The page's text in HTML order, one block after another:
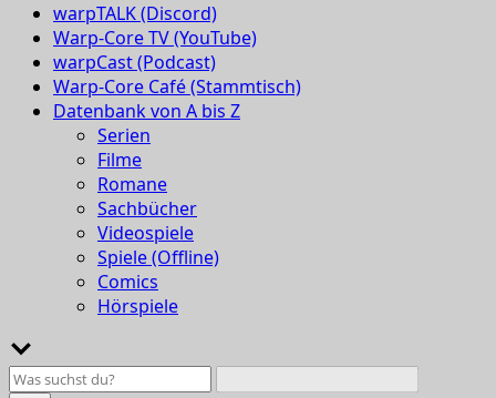
warpTALK (Discord)
Warp-Core TV (YouTube)
warpCast (Podcast)
Warp-Core Café (Stammtisch)
Datenbank von A bis Z
Serien
Filme
Romane
Sachbücher
Videospiele
Spiele (Offline)
Comics
Hörspiele